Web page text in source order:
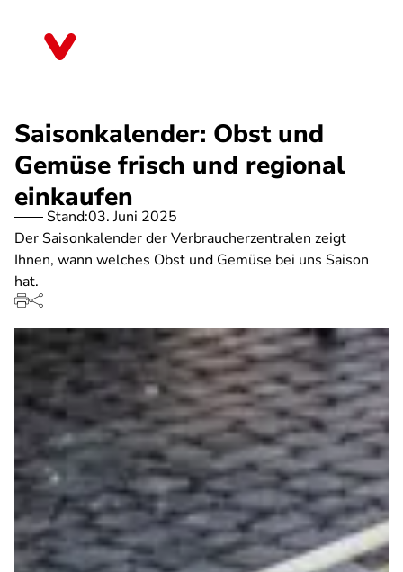
Saisonkalender: Obst und
Gemüse frisch und regional
einkaufen
Stand:03. Juni 2025
Der Saisonkalender der Verbraucherzentralen zeigt
Ihnen, wann welches Obst und Gemüse bei uns Saison
hat.